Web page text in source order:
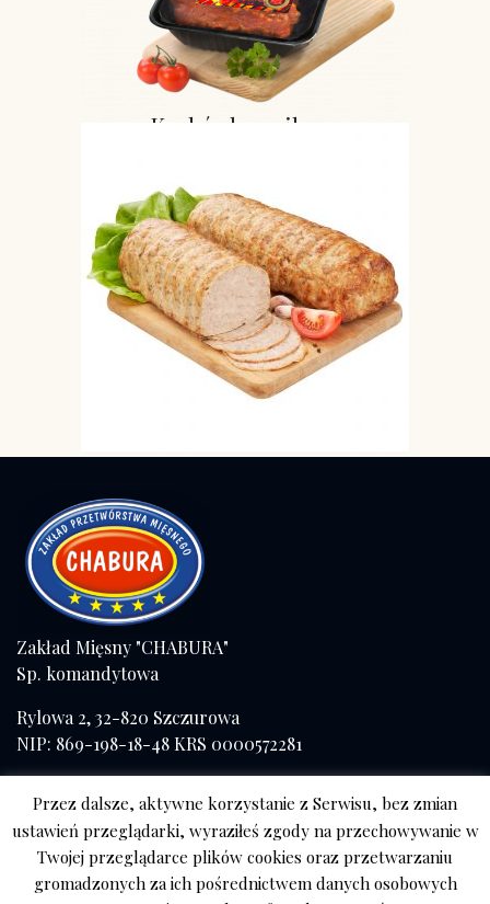
Karkówka grilowa
Zakład Mięsny "CHABURA"
Sp. komandytowa
Rylowa 2, 32-820 Szczurowa
NIP: 869-198-18-48 KRS 0000572281
kom. 508 056 084
Sklep Tarnów
ul. Mościckiego
Przez dalsze, aktywne korzystanie z Serwisu, bez zmian
ustawień przeglądarki, wyraziłeś zgody na przechowywanie w
Twojej przeglądarce plików cookies oraz przetwarzaniu
gromadzonych za ich pośrednictwem danych osobowych